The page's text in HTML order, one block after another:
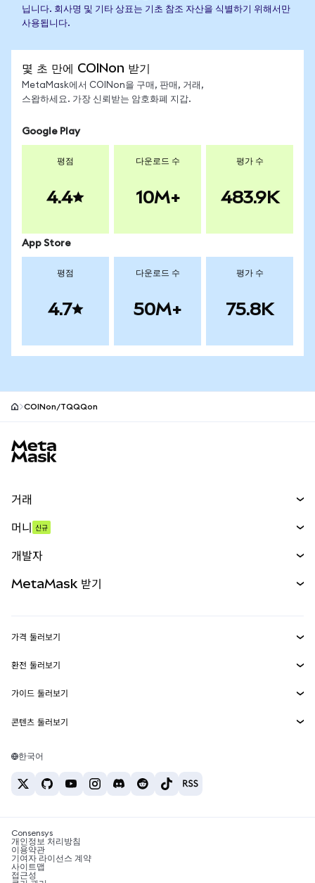
닙니다. 회사명 및 기타 상표는 기초 참조 자산을 식별하기 위해서만
사용됩니다.
몇 초 만에 COINon 받기
MetaMask에서 COINon을 구매, 판매, 거래,
스왑하세요. 가장 신뢰받는 암호화폐 지갑.
Google Play
평점
4.4
다운로드 수
10M+
평가 수
483.9K
App Store
평점
4.7
다운로드 수
50M+
평가 수
75.8K
COINon/TQQQon
거래
무기한 선물
실물자산
머니 신규
개발자
MetaMask Connect
Snaps
웹3 서비스
MetaMask 받기
보안
고객 지원
채용
가격 둘러보기
이더리움 가격
솔라나 가격
테더 가격
환전 둘러보기
ETH를 USD로 환전
USDT를 INR로 환전
BTC를 INR로 환전
ETH를 USDT로 환전
가이드 둘러보기
ETH 매수
USDT 매수
SHIB 매수
BNB 매수
콘텐츠 둘러보기
솔라나 지갑
암호화폐 세금 뉴스
암호화폐 매수 방법
한국어
Consensys
개인정보 처리방침
이용약관
기여자 라이선스 계약
사이트맵
접근성